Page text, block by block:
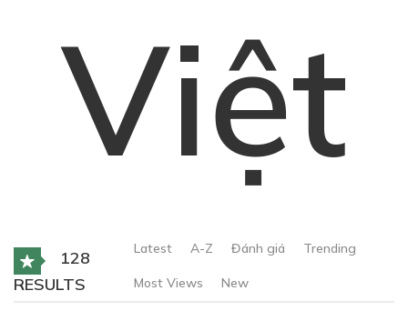
Việt
128
RESULTS
Latest A-Z Đánh giá Trending
Most Views New